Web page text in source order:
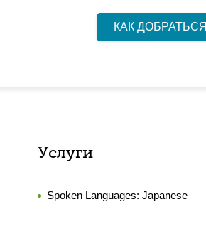
КАК ДОБРАТЬСЯ
Услуги
Spoken Languages: Japanese